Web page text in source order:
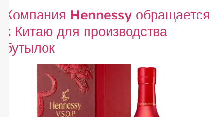
Компания Hennessy обращается
к Китаю для производства
бутылок